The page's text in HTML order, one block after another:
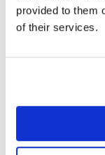
provided to them
of their services.
Viale